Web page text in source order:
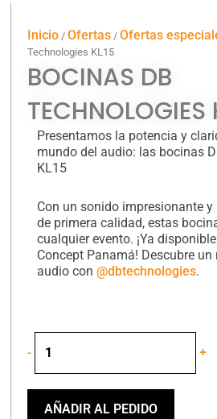
Inicio /Ofertas /Ofertas
Technologies KL15
BOCINAS DB
TECHNOLOGIES
Presentamos la potencia y
mundo del audio: las bocinas
KL15
Con un sonido impresionante
de primera calidad, estas
cualquier evento. ¡Ya
Concept Panamá! Descubre un
audio con @dbtechnologies.
-
DB
Technologies
KL15
cantidad
+
AÑADIR AL PEDIDO